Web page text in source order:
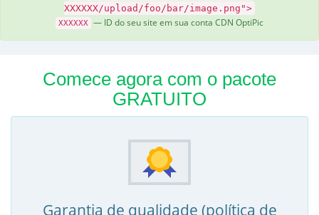
XXXXXX/upload/foo/bar/image.png">
XXXXXX — ID do seu site em sua conta CDN OptiPic
Comece agora com o pacote
GRATUITO
Garantia de qualidade (política de